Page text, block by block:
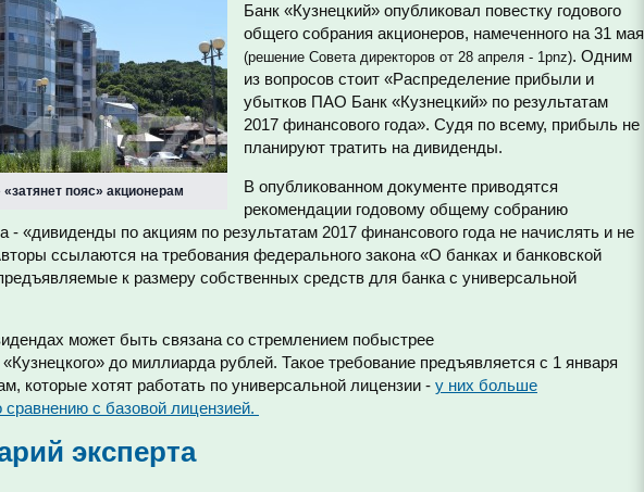
«затянет пояс» акционерам
Банк «Кузнецкий» опубликовал повестку годового
общего собрания акционеров, намеченного на 31 мая
(решение Совета директоров от 28 апреля - 1pnz). Одним
из вопросов стоит «Распределение прибыли и
убытков ПАО Банк «Кузнецкий» по результатам
2017 финансового года». Судя по всему, прибыль не
планируют тратить на дивиденды.
В опубликованном документе приводятся
рекомендации годовому общему собранию
- «дивиденды по акциям по результатам 2017 финансового года не начислять и не
ссылаются на требования федерального закона «О банках и банковской
к размеру собственных средств для банка с универсальной
может быть связана со стремлением побыстрее
до миллиарда рублей. Такое требование предъявляется с 1 января
которые хотят работать по универсальной лицензии - у них больше
сравнению с базовой лицензией.
эксперта